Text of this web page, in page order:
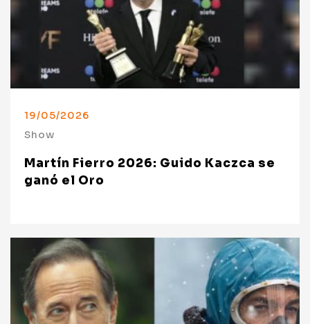
19/05/2026
Show
Martín Fierro 2026: Guido Kaczca se
ganó el Oro